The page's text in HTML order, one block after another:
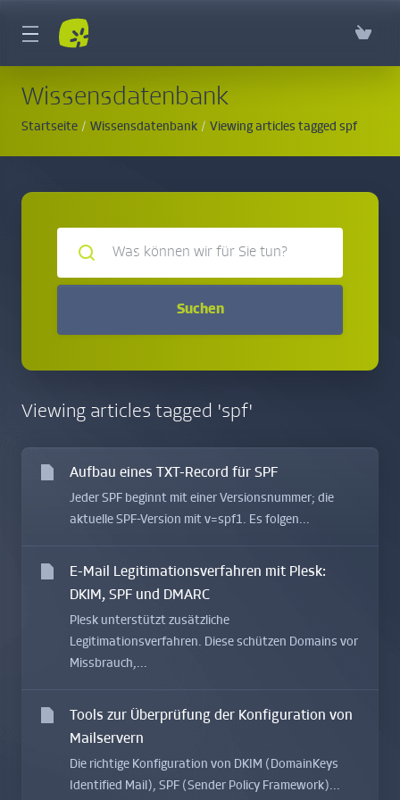
Wissensdatenbank
Startseite Wissensdatenbank Viewing articles tagged spf
Suchen
Viewing articles tagged 'spf'
Aufbau eines TXT-Record für SPF
Jeder SPF beginnt mit einer Versionsnummer; die
aktuelle SPF-Version mit v=spf1. Es folgen...
E-Mail Legitimationsverfahren mit Plesk:
DKIM, SPF und DMARC
Plesk unterstützt zusätzliche
Legitimationsverfahren. Diese schützen Domains vor
Missbrauch,...
Tools zur Überprüfung der Konfiguration von
Mailservern
Die richtige Konfiguration von DKIM (DomainKeys
Identified Mail), SPF (Sender Policy Framework)...